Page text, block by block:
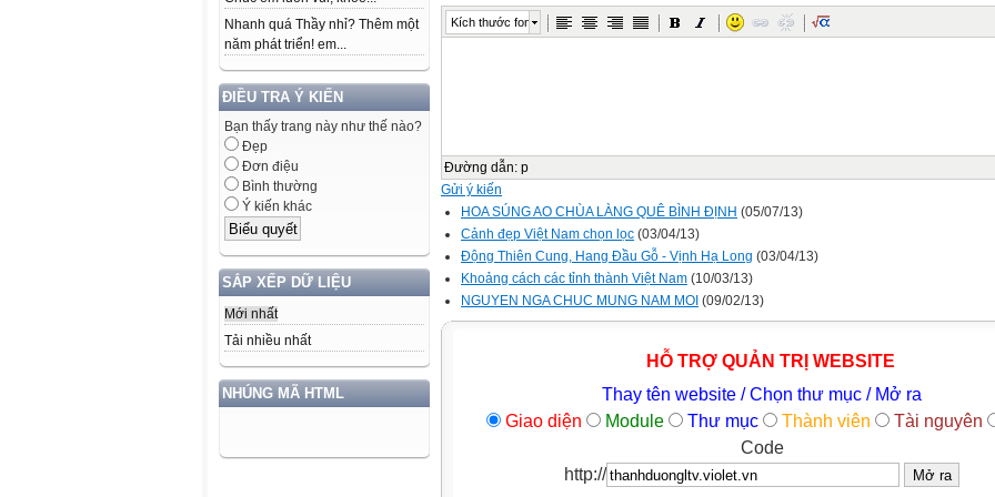
Nhanh quá Thầy nhỉ? Thêm một
năm phát triển! em...
ĐIỀU TRA Ý KIẾN
Bạn thấy trang này như thế nào?
Đẹp
Đơn điệu
Bình thường
Ý kiến khác
SẮP XẾP DỮ LIỆU
Mới nhất
Tải nhiều nhất
NHÚNG MÃ HTML
Kích thước font
Đường dẫn: p
Gửi ý kiến
HOA SÚNG AO CHÙA LÀNG QUÊ BÌNH ĐỊNH (05/07/13)
Cảnh đẹp Việt Nam chọn lọc (03/04/13)
Động Thiên Cung, Hang Đầu Gỗ - Vịnh Hạ Long (03/04/13)
Khoảng cách các tỉnh thành Việt Nam (10/03/13)
NGUYEN NGA CHUC MUNG NAM MOI (09/02/13)
HỖ TRỢ QUẢN TRỊ WEBSITE
Thay tên website / Chọn thư mục / Mở ra
Giao diện
Module Thư mục Thành viên
Tài nguyên
Code
http://